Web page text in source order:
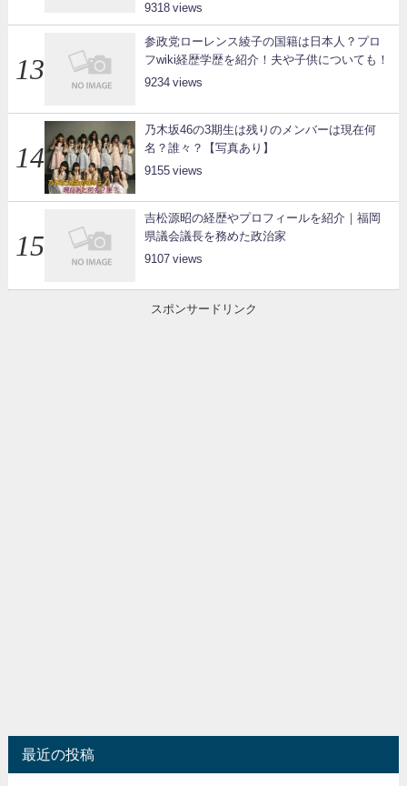
9318
参政党ローレンス綾子の国籍は日本人？プロ
フwiki経歴学歴を紹介！夫や子供についても！
9234
乃木坂46の3期生は残りのメンバーは現在何
名？誰々？【写真あり】
9155
吉松源昭の経歴やプロフィールを紹介｜福岡
県議会議長を務めた政治家
9107
スポンサードリンク
最近の投稿